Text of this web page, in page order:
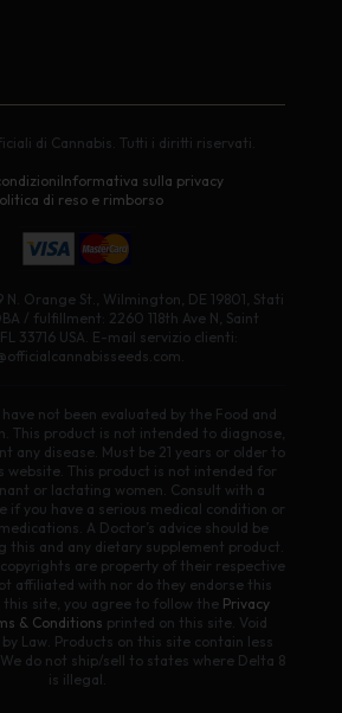
di Cannabis. Tutti i diritti riservati.
Informativa sulla privacy
di reso e rimborso
N. Orange St., Wilmington, DE 19801, Stati
/ fulfillment: 2260 118th Ave N, Saint
33716 USA. E-mail servizio clienti:
not been evaluated by the Food and
This product is not intended to diagnose,
any disease. Must be 21 years or older to
website. This product is not intended for
or lactating women. Consult with a
if you have a serious medical condition or
A Doctor’s advice should be
this and any dietary supplement product.
are property of their respective
affiliated with nor do they endorse this
this site, you agree to follow the Privacy
& Conditions printed on this site. Void
Law. Products on this site contain less
do not ship/sell to states where Delta 8
is illegal.